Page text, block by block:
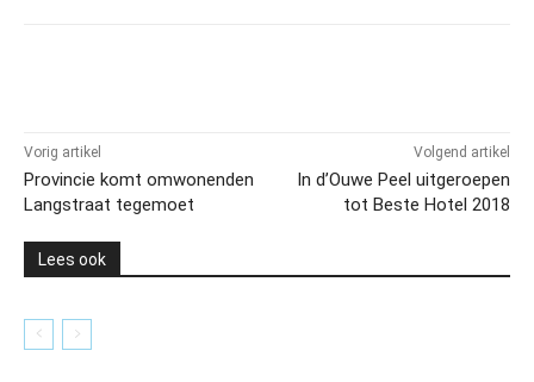
Vorig artikel
Provincie komt omwonenden
Langstraat tegemoet
Volgend artikel
In d’Ouwe Peel uitgeroepen
tot Beste Hotel 2018
Lees ook